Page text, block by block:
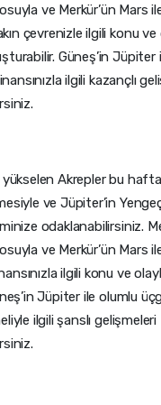
ve Merkür’ün Mars
çevrenizle ilgili konu ve
Güneş’in Jüpiter
ilgili kazançlı
Akrepler bu
ve Jüpiter’in
odaklanabilirsiniz.
ve Merkür’ün Mars
ilgili konu ve
Jüpiter ile olumlu
ilgili şanslı gelişmeleri